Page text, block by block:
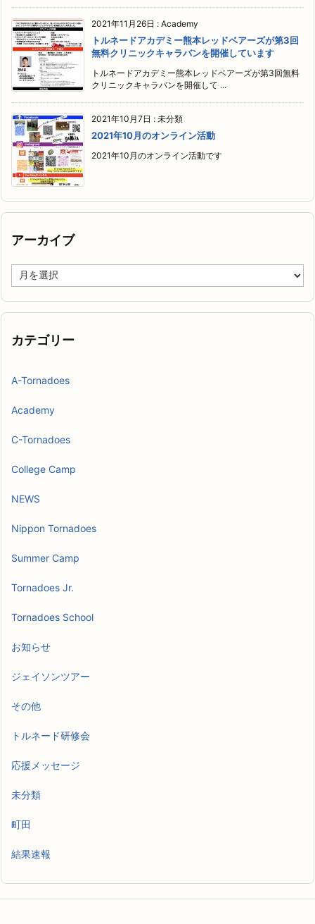
2021年11月26日 : Academy
トルネードアカデミー熊本レッドベアーズが第3回
無料クリニックキャラバンを開催しています
トルネードアカデミー熊本レッドベアーズが第3回無料
クリニックキャラバンを開催して ...
2021年10月7日 : 未分類
2021年10月のオンライン活動
2021年10月のオンライン活動です
アーカイブ
ー
イ
カテゴリー
A-Tornadoes
Academy
C-Tornadoes
College Camp
NEWS
Nippon Tornadoes
Summer Camp
Tornadoes Jr.
Tornadoes School
お知らせ
ジェイソンツアー
その他
トルネード研修会
応援メッセージ
未分類
町田
結果速報